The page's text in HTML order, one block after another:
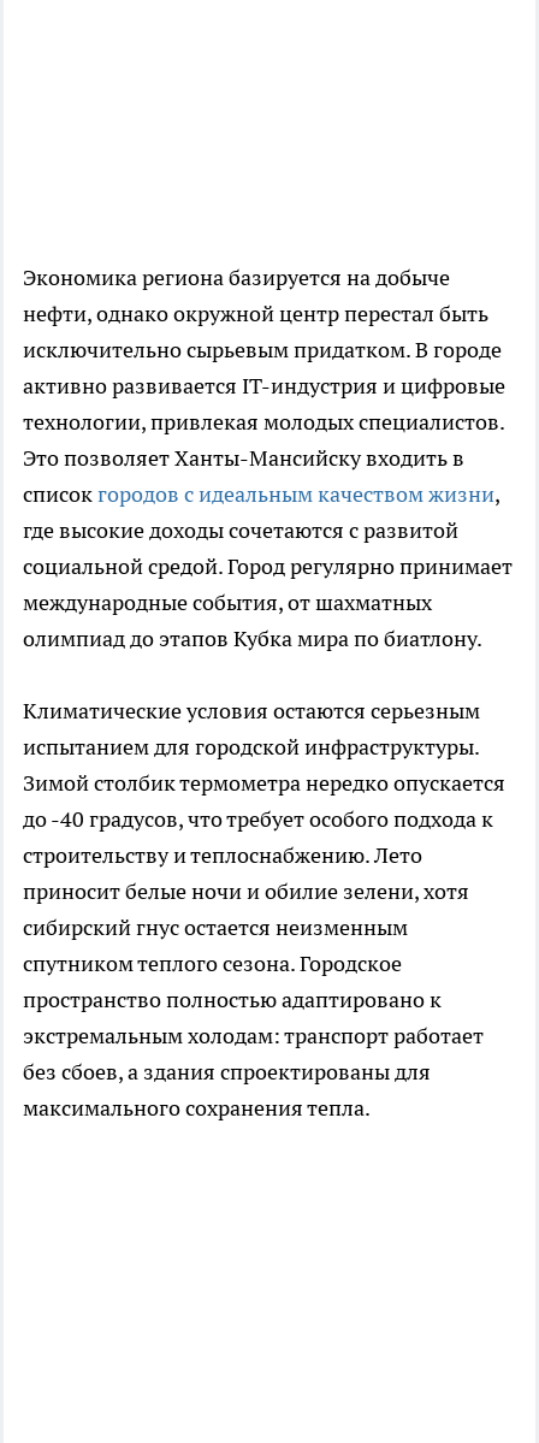
Экономика региона базируется на добыче
нефти, однако окружной центр перестал быть
исключительно сырьевым придатком. В городе
активно развивается IT-индустрия и цифровые
технологии, привлекая молодых специалистов.
Это позволяет Ханты-Мансийску входить в
списокгородов с идеальным качеством жизни,
где высокие доходы сочетаются с развитой
социальной средой. Город регулярно принимает
международные события, от шахматных
олимпиад до этапов Кубка мира по биатлону.
Климатические условия остаются серьезным
испытанием для городской инфраструктуры.
Зимой столбик термометра нередко опускается
до -40 градусов, что требует особого подхода к
строительству и теплоснабжению. Лето
приносит белые ночи и обилие зелени, хотя
сибирский гнус остается неизменным
спутником теплого сезона. Городское
пространство полностью адаптировано к
экстремальным холодам: транспорт работает
без сбоев, а здания спроектированы для
максимального сохранения тепла.